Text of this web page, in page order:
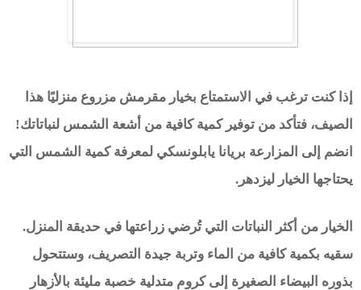
إذا كنت ترغب في الاستمتاع بخيار مقرمش مزروع منزليًا هذا
الصيف، فتأكد من توفير كمية كافية من أشعة الشمس لنباتاتك!
انضم إلى المزارعة بريانا يابلونسكي لمعرفة كمية الشمس التي
يحتاجها الخيار ليزدهر.
الخيار من أكثر النباتات التي تُرضي زراعتها في حديقة المنزل.
سقيه بكمية كافية من الماء وتربة جيدة التصريف، وستتحول
بذوره البيضاء الصغيرة إلى كروم متدلية خصبة مليئة بالأزهار